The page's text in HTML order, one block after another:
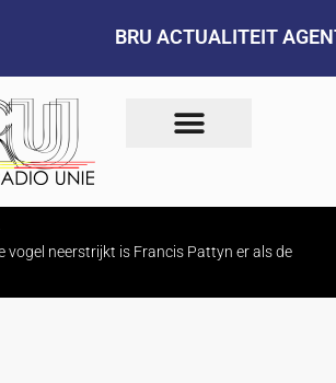
BRU ACTUALITEIT
vogel neerstrijkt is Francis Pattyn er als de